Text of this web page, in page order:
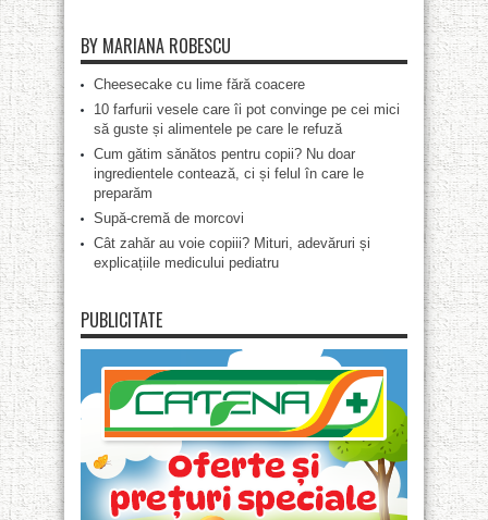
BY MARIANA ROBESCU
Cheesecake cu lime fără coacere
10 farfurii vesele care îi pot convinge pe cei mici
să guste și alimentele pe care le refuză
Cum gătim sănătos pentru copii? Nu doar
ingredientele contează, ci și felul în care le
preparăm
Supă-cremă de morcovi
Cât zahăr au voie copiii? Mituri, adevăruri și
explicațiile medicului pediatru
PUBLICITATE